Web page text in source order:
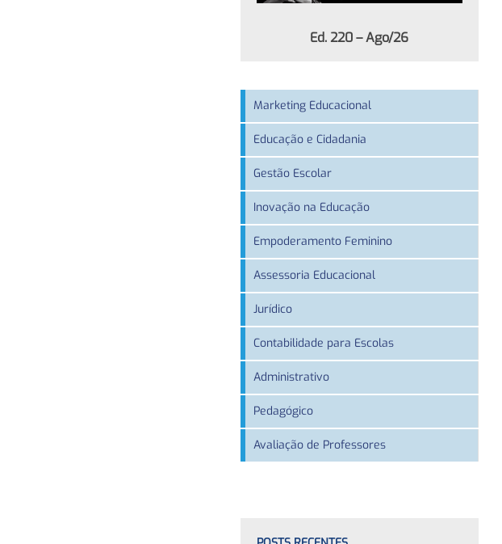
Ed. 220 – Ago/26
Marketing Educacional
Educação e Cidadania
Gestão Escolar
Inovação na Educação
Empoderamento Feminino
Assessoria Educacional
Jurídico
Contabilidade para Escolas
Administrativo
Pedagógico
Avaliação de Professores